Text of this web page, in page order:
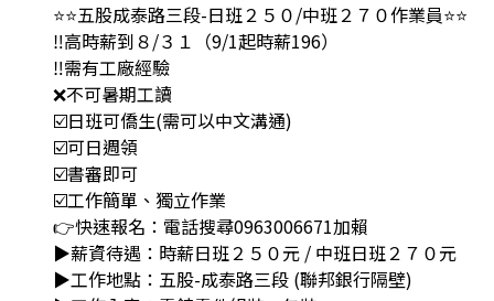
⭐⭐五股成泰路三段-日班２５０/中班２７０作業員⭐⭐
‼️高時薪到８/３１（9/1起時薪196）
‼️需有工廠經驗
❌不可暑期工讀
☑️日班可僑生(需可以中文溝通)
☑️可日週領
☑️書審即可
☑️工作簡單、獨立作業
👉️快速報名：電話搜尋0963006671加賴
▶️薪資待遇：時薪日班２５０元 / 中班日班２７０元
▶️工作地點：五股-成泰路三段 (聯邦銀行隔壁)